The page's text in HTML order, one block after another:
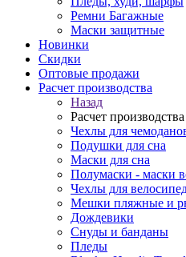
Ремни Багажные
Маски защитные
Новинки
Скидки
Оптовые продажи
Расчет производства
Назад
Расчет производства
Чехлы для
Подушки для сна
Маски для сна
Полумаски - маски
Чехлы для
Мешки пляжные и
Дождевики
Снуды и банданы
Пледы